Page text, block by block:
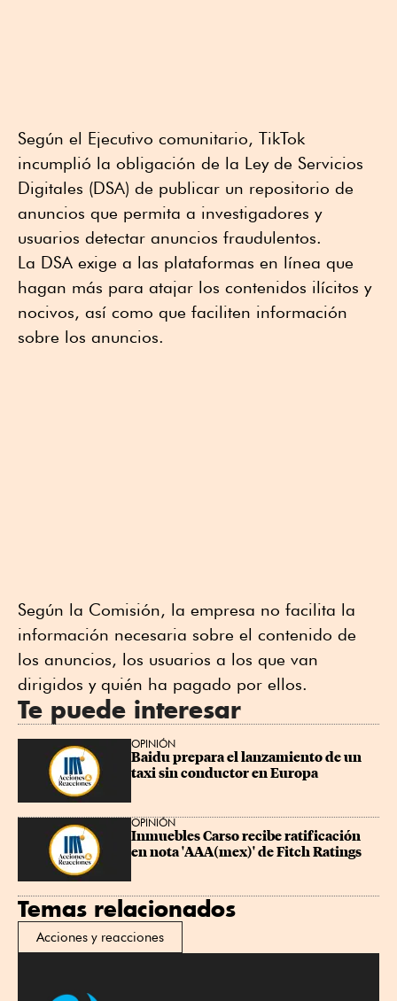
Según el Ejecutivo comunitario, TikTok
incumplió la obligación de la Ley de Servicios
Digitales (DSA) de publicar un repositorio de
anuncios que permita a investigadores y
usuarios detectar anuncios fraudulentos.
La DSA exige a las plataformas en línea que
hagan más para atajar los contenidos ilícitos y
nocivos, así como que faciliten información
sobre los anuncios.
Según la Comisión, la empresa no facilita la
información necesaria sobre el contenido de
los anuncios, los usuarios a los que van
dirigidos y quién ha pagado por ellos.
Te puede interesar
OPINIÓN
Baidu prepara el lanzamiento de un
taxi sin conductor en Europa
OPINIÓN
Inmuebles Carso recibe ratificación
en nota 'AAA(mex)' de Fitch Ratings
Temas relacionados
Acciones y reacciones